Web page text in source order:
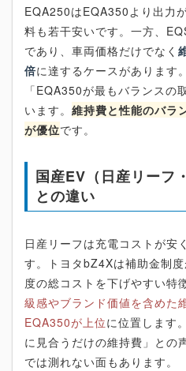
EQA250はEQA350より出力
料も若干安いです。一方、
であり、車両価格だけでなく
倍に達するケースがあります
「EQA350が最もバランスの
います。 維持費と性能のバラ
が優位です。
国産EV（日産リーフ
との違い
日産リーフは充電コストが安
す。トヨタbZ4Xは補助金制
度の総コストを下げやすい特
級感やブランド価値を含めた
EQA350が上位に位置します
に見合うだけの維持費」との
では測れない面もあります。